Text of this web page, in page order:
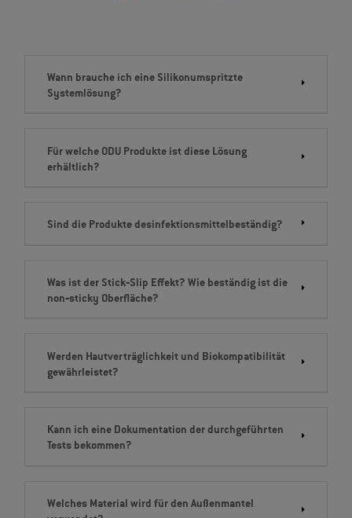
Wann brauche ich eine Silikonumspritzte
Systemlösung?
Für welche ODU Produkte ist diese Lösung
erhältlich?
Sind die Produkte desinfektionsmittelbeständig?
Was ist der Stick‐Slip Effekt? Wie beständig ist die
non‐sticky Oberfläche?
Werden Hautverträglichkeit und Biokompatibilität
gewährleistet?
Kann ich eine Dokumentation der durchgeführten
Tests bekommen?
Welches Material wird für den Außenmantel